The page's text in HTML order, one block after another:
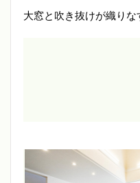
大窓と吹き抜けが織りな